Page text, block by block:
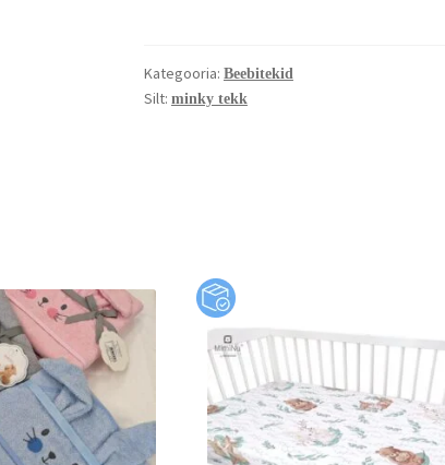
Kategooria: Beebitekid
Silt: minky tekk